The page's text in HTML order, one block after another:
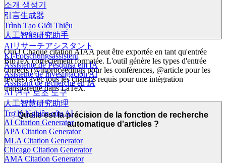
소개 생성기
引言生成器
Trình Tạo Giới Thiệu
人工智能研究助手
AIリサーチアシスタント
KI-Forschungsassistent
Assistente de Pesquisa em IA
Asistente de Investigación AI
Assistant de recherche en IA
AI 연구 보조 도구
人工智慧研究助理
Trợ lý Nghiên cứu AI
AI Citation Generator
APA Citation Generator
MLA Citation Generator
Chicago Citation Generator
AMA Citation Generator
Oui ! Chaque citation AIAA peut être exportée en tant qu'entrée
BibTeX correctement formatée. L'outil génère les types d'entrée
corrects (@inproceedings pour les conférences, @article pour les
revues) avec tous les champs requis pour une intégration
transparente dans LaTeX.
Quelle est la précision de la fonction de recherche
automatique d'articles ?